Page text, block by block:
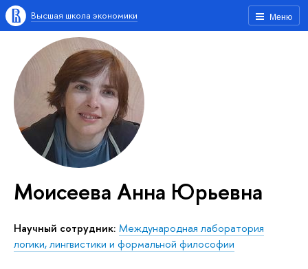
Меню
Высшая школа экономики
Моисеева Анна Юрьевна
Научный сотрудник: Международная лаборатория
логики, лингвистики и формальной философии